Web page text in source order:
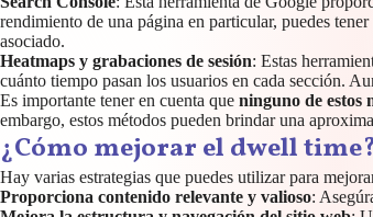
rendimiento de una página en particular, puedes
asociado.
Heatmaps y grabaciones de sesión: Estas
cuánto tiempo pasan los usuarios en cada sección.
Es importante tener en cuenta que ninguno de estos
embargo, estos métodos pueden brindar una
¿Cómo mejorar el dwell
Hay varias estrategias que puedes utilizar para
Proporciona contenido relevante y valioso: